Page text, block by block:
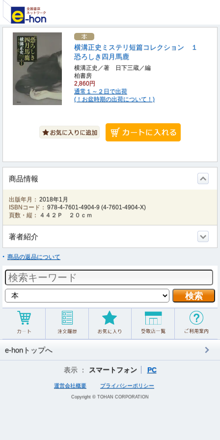
横溝正史ミステリ短篇コレクション １
恐ろしき四月馬鹿
横溝正史／著 日下三蔵／編
柏書房
2,860円
通常１～２日で出荷
(！お盆時期の出荷について！)
商品情報
出版年月： 2018年1月
ISBNコード： 978-4-7601-4904-9 (4-7601-4904-X)
頁数・縦：
４４２Ｐ ２０ｃｍ
著者紹介
商品の返品について
e-honトップへ
表示 ： スマートフォン PC
運営会社概要 プライバシーポリシー
Copyright © TOHAN CORPORATION